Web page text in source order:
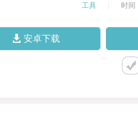
工具 时间
安卓下载